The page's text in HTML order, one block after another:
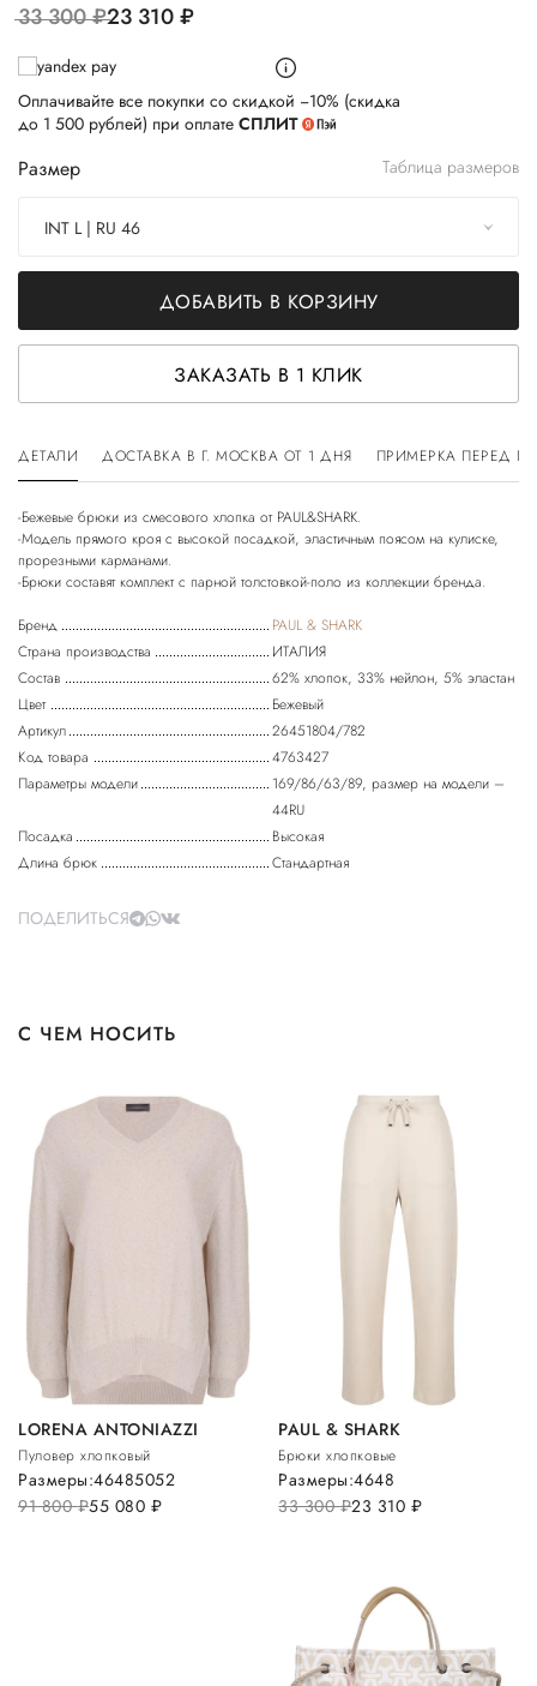
33 300руб.23 310руб.
Оплачивайте все покупки со скидкой −10% (скидка
до 1 500 рублей) при оплате СПЛИТ
Размер Таблица размеров
INT L | RU 46
ДОБАВИТЬ В КОРЗИНУ
ЗАКАЗАТЬ В 1 КЛИК
ДЕТАЛИ ДОСТАВКА В Г. МОСКВА ОТ 1 ДНЯ ПРИМЕРКА ПЕРЕД
-Бежевые брюки из смесового хлопка от PAUL&SHARK.
-Модель прямого кроя с высокой посадкой, эластичным поясом на кулиске,
прорезными карманами.
Бренд
PAUL & SHARK
Страна производства
ИТАЛИЯ
Состав
62% хлопок, 33% нейлон, 5% эластан
Цвет
Бежевый
Артикул
26451804/782
Код товара
4763427
Параметры модели
169/86/63/89, размер на модели –
44RU
Посадка
Высокая
Длина брюк
Стандартная
ПОДЕЛИТЬСЯ
С ЧЕМ НОСИТЬ
LORENA ANTONIAZZI
Пуловер хлопковый
91 800руб.55 080 руб.
Размеры:46485052
PAUL & SHARK
Брюки хлопковые
33 300руб.23 310 руб.
Размеры:4648